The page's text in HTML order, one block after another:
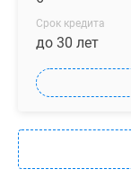
монтаж
входных
дверей
проведение
необходимых
коммуникаций.
Срок кредита
до 30 лет